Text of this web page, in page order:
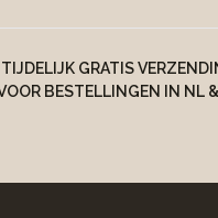
TIJDELIJK GRATIS
BESTELLINGEN IN NL